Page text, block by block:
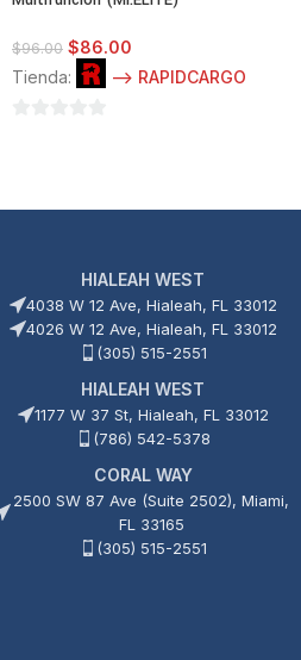
$96.00 $86.00
Tienda:
--> RAPIDCARGO
HIALEAH WEST
4038 W 12 Ave, Hialeah, FL 33012
4026 W 12 Ave, Hialeah, FL 33012
(305) 515-2551
HIALEAH WEST
1177 W 37 St, Hialeah, FL 33012
(786) 542-5378
CORAL WAY
2500 SW 87 Ave (Suite 2502), Miami,
FL 33165
(305) 515-2551